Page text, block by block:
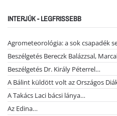
INTERJÚK - LEGFRISSEBB
Agrometeorológia: a sok csapadék
Beszélgetés Bereczk Balázzsal,
Beszélgetés Dr. Király Péterrel…
A Bálint küldött volt az Országos
A Takács Laci bácsi lánya…
Az Edina…